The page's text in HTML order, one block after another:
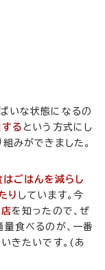
いな状態になるの
る という方式にし
組みができました。
はごはんを減らし
り しています。今
を知ったので、ぜ
食べるのが、一番
きたいです。(あ